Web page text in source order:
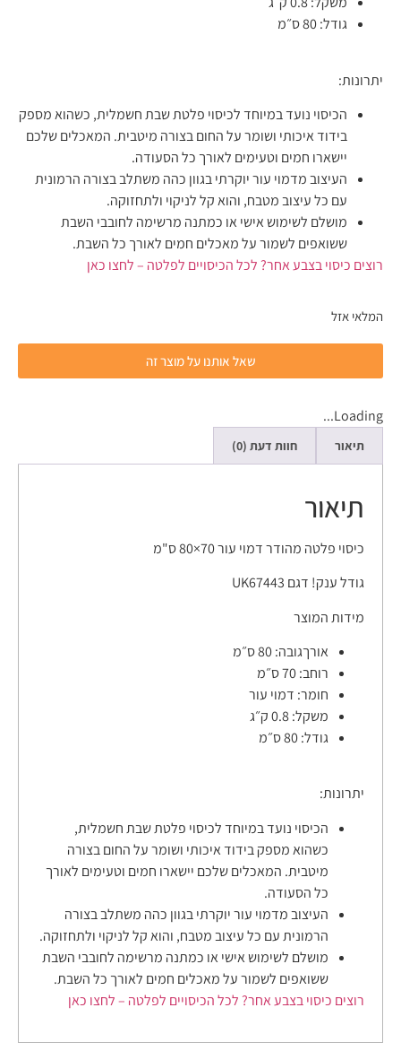
גודל:80 ס״מ
יתרונות:
הכיסוי נועד במיוחד לכיסוי פלטת שבת חשמלית, כשהוא מספק
בידוד איכותי ושומר על החום בצורה מיטבית. המאכלים שלכם
יישארו חמים וטעימים לאורך כל הסעודה.
העיצוב מדמוי עור יוקרתי בגוון כהה משתלב בצורה הרמונית
עם כל עיצוב מטבח, והוא קל לניקוי ולתחזוקה.
מושלם לשימוש אישי או כמתנה מרשימה לחובבי השבת
ששואפים לשמור על מאכלים חמים לאורך כל השבת.
רוצים כיסוי בצבע אחר? לכל הכיסויים לפלטה – לחצו כאן
המלאי אזל
שאל אותנו על מוצר זה
Loading...
תיאור חוות דעת (0)
תיאור
כיסוי פלטה מהודר דמוי עור 70×80 ס"מ
גודל ענק! דגם UK67443
מידות המוצר
אורךגובה:80 ס״מ
רוחב:70 ס״מ
חומר: דמוי עור
משקל:0.8 ק״ג
גודל:80 ס״מ
יתרונות:
הכיסוי נועד במיוחד לכיסוי פלטת שבת חשמלית,
כשהוא מספק בידוד איכותי ושומר על החום בצורה
מיטבית. המאכלים שלכם יישארו חמים וטעימים לאורך
כל הסעודה.
העיצוב מדמוי עור יוקרתי בגוון כהה משתלב בצורה
הרמונית עם כל עיצוב מטבח, והוא קל לניקוי ולתחזוקה.
מושלם לשימוש אישי או כמתנה מרשימה לחובבי השבת
ששואפים לשמור על מאכלים חמים לאורך כל השבת.
רוצים כיסוי בצבע אחר? לכל הכיסויים לפלטה – לחצו כאן